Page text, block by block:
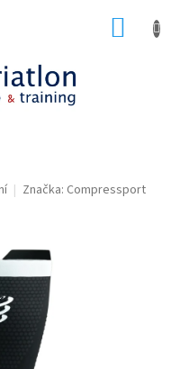
Značka: Compressport